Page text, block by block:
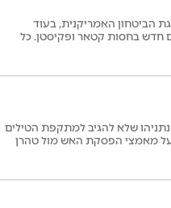
הביטחון האמריקנית, בעוד
חדש בחסות קטאר ופקיסטן. כל
שלא להגיב למתקפת הטילים
מאמצי הפסקת האש מול טהרן